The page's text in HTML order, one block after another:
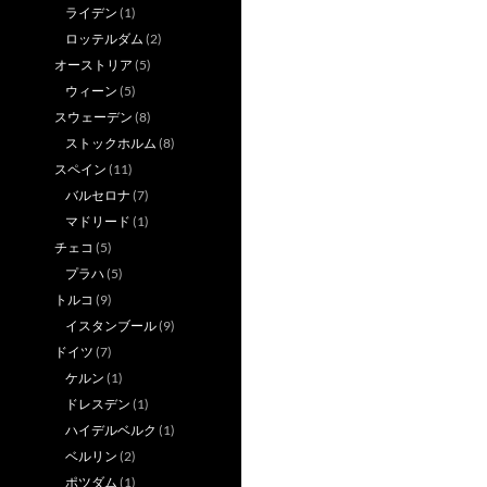
ライデン (1)
ロッテルダム (2)
オーストリア (5)
ウィーン (5)
スウェーデン (8)
ストックホルム (8)
スペイン (11)
バルセロナ (7)
マドリード (1)
チェコ (5)
プラハ(5)
トルコ (9)
イスタンブール(9)
ドイツ (7)
ケルン (1)
ドレスデン (1)
ハイデルベルク (1)
ベルリン (2)
ポツダム (1)